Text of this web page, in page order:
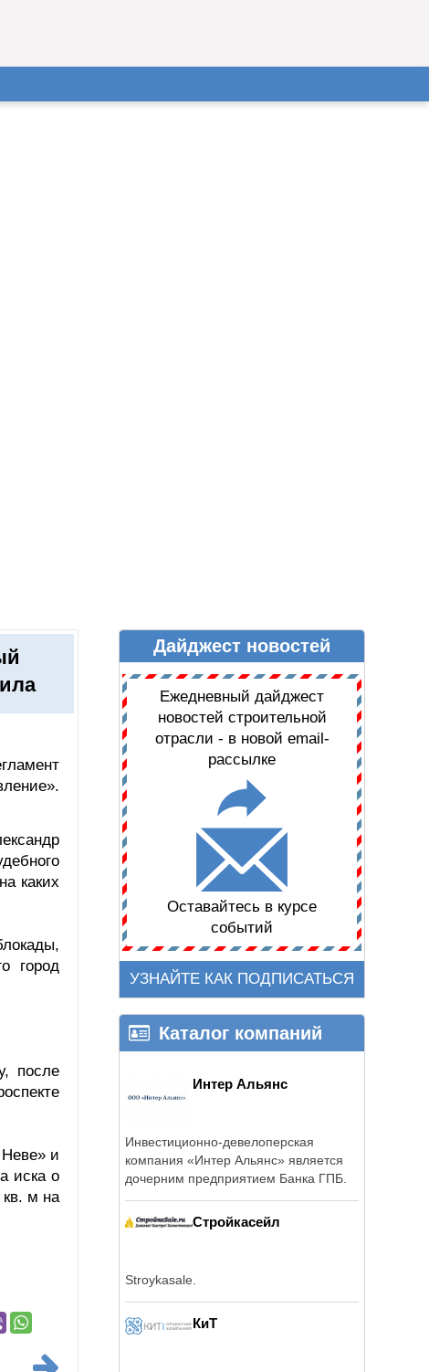
ДАЙДЖЕСТ НОВОСТЕЙ
каких
город
после
и
иска о
кв. м на
Дайджест новостей
Ежедневный дайджест
новостей строительной
отрасли - в новой email-
рассылке
Оставайтесь в курсе
событий
УЗНАЙТЕ КАК ПОДПИСАТЬСЯ
Каталог компаний
Интер Альянс
Инвестиционно-девелоперская
компания «Интер Альянс» является
дочерним предприятием Банка ГПБ.
Стройкасейл
Stroykasale.
КиТ